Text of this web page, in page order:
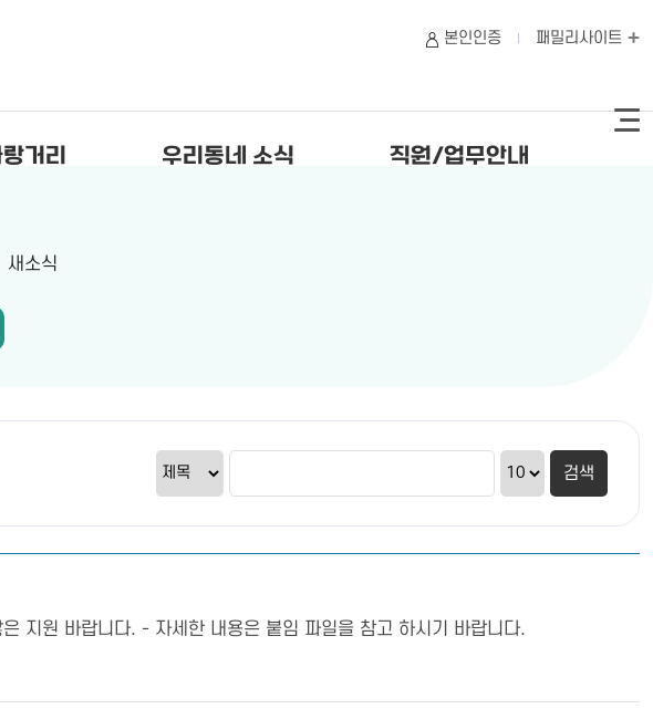
거리 우리동네 소식 직원/업무안내
본인인증 패밀리사이트
새소식
지원 바랍니다. - 자세한 내용은 붙임 파일을 참고 하시기 바랍니다.